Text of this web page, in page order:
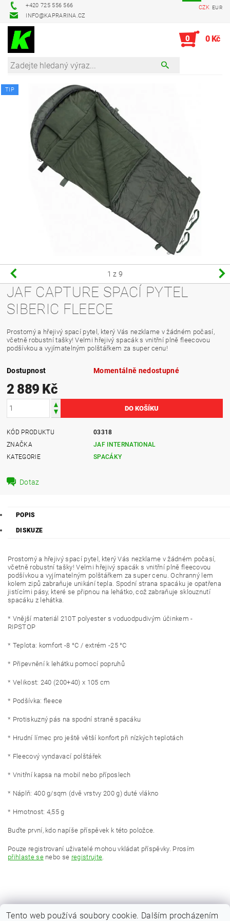
+420 725 556 566
INFO@KAPRARINA.CZ
CZK EUR
0 0 Kč
TIP
1 z 9
JAF CAPTURE SPACÍ PYTEL
SIBERIC FLEECE
Prostorný a hřejivý spací pytel, který Vás nezklame v žádném počasí,
včetně robustní tašky! Velmi hřejivý spacák s vnitřní plně fleecovou
podšívkou a vyjímatelným polštářkem za super cenu!
Dostupnost Momentálně nedostupné
2 889 Kč
KÓD PRODUKTU
03318
ZNAČKA
JAF INTERNATIONAL
KATEGORIE
SPACÁKY
Dotaz
POPIS
DISKUZE
Prostorný a hřejivý spací pytel, který Vás nezklame v žádném počasí,
včetně robustní tašky! Velmi hřejivý spacák s vnitřní plně fleecovou
podšívkou a vyjímatelným polštářkem za super cenu. Ochranný lem
kolem zipů zabraňuje unikání tepla. Spodní strana spacáku je opatřena
jistícími pásy, které se připnou na lehátko, což zabraňuje sklouznutí
spacáku z lehátka.
* Vnější materiál 210T polyester s voduodpudivým účinkem -
RIPSTOP
* Teplota: komfort -8 °C / extrém -25 °C
* Připevnění k lehátku pomocí popruhů
* Velikost: 240 (200+40) x 105 cm
* Podšívka: fleece
* Protiskuzný pás na spodní straně spacáku
* Hrudní límec pro ještě větší konfort při nízkých teplotách
* Fleecový vyndavací polštářek
* Vnitřní kapsa na mobil nebo příposlech
* Náplň: 400 g/sqm (dvě vrstvy 200 g) duté vlákno
* Hmotnost: 4,55 g
Buďte první, kdo napíše příspěvek k této položce.
Pouze registrovaní uživatelé mohou vkládat příspěvky. Prosím
přihlaste senebo se registrujte.
Tento web používá soubory cookie. Dalším procházením